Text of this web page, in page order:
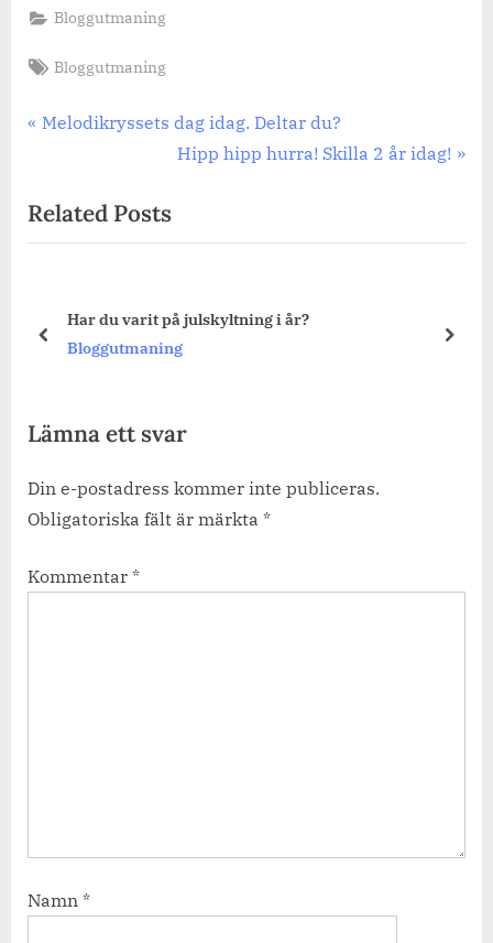
Bloggutmaning
Tags:
Bloggutmaning
Inläggsnavigering
Previous
Melodikryssets dag idag. Deltar du?
Next
Hipp hipp hurra! Skilla 2 år idag!
Related Posts
Har du varit på julskyltning i år?
Bloggutmaning
prev next
Lämna ett svar
Din e-postadress kommer inte publiceras.
Obligatoriska fält är märkta *
Kommentar *
Namn *